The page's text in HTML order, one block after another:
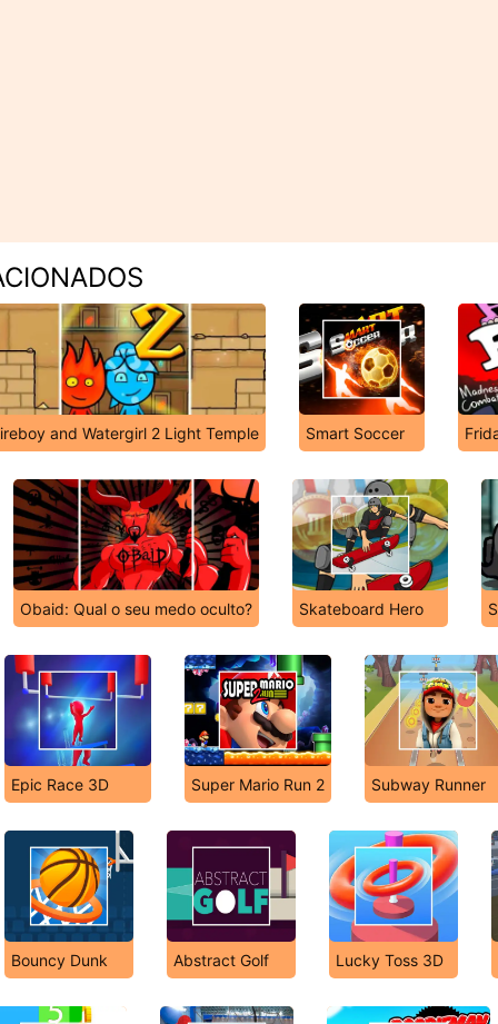
and Watergirl 2 Light Temple Smart Soccer
Obaid: Qual o seu medo oculto? Skateboard Hero
Epic Race 3D Super Mario Run 2 Subway Runner
Bouncy Dunk Abstract Golf Lucky Toss 3D